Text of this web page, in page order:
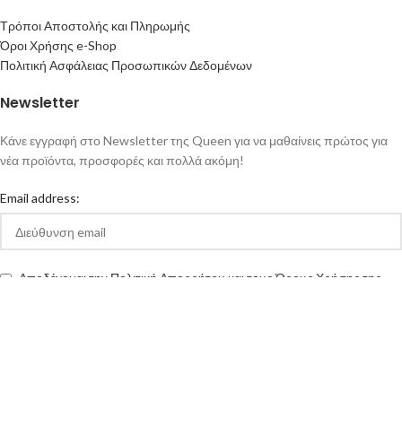
Τρόποι Αποστολής και Πληρωμής
Όροι Χρήσης e-Shop
Πολιτική Ασφάλειας Προσωπικών Δεδομένων
Newsletter
Κάνε εγγραφή στο Newsletter της Queen για να μαθαίνεις πρώτος για
νέα προϊόντα, προσφορές και πολλά ακόμη!
Email address:
Αποδέχομαι την Πολιτική Απορρήτου και τους Όρους Χρήσης της